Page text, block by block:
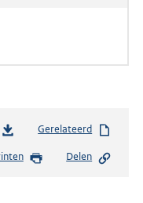
Gerelateerd
Delen